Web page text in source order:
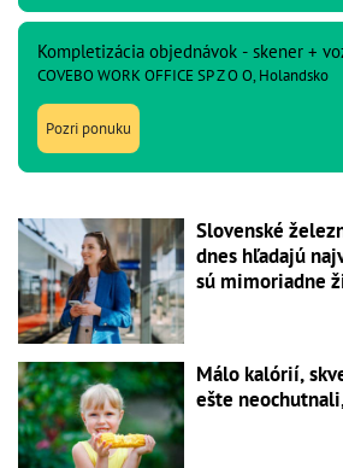
Kompletizácia objednávok - skener +
COVEBO WORK OFFICE SP Z O O, Holandsko
Pozri ponuku
Slovenské
dnes hľadajú
sú mimoriadne
Málo kalórií,
ešte